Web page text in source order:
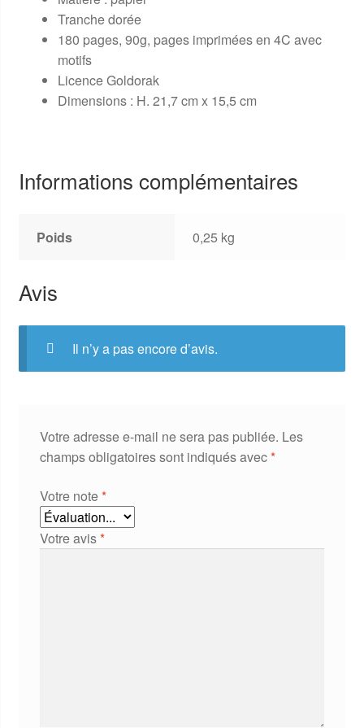
Tranche dorée
180 pages, 90g, pages imprimées en 4C avec
motifs
Licence Goldorak
Dimensions : H. 21,7 cm x 15,5 cm
Informations complémentaires
Poids 0,25 kg
Avis
Il n’y a pas encore d’avis.
Votre adresse e-mail ne sera pas publiée. Les
champs obligatoires sont indiqués avec*
Votre note*
Votre avis*